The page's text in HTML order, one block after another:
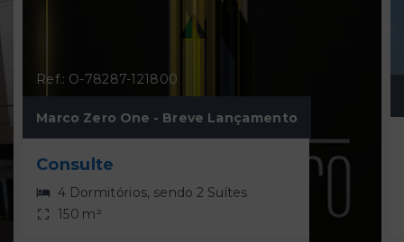
Ref.: O-78287-121800
Marco Zero One - Breve Lançamento
Consulte
4 Dormitórios, sendo 2 Suítes
150 m²